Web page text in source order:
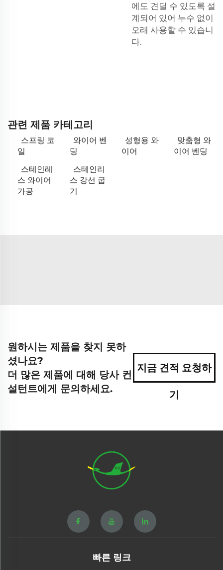
에도 견딜 수 있도록 설
계되어 있어 누수 없이
오래 사용할 수 있습니
다.
관련 제품 카테고리
스프링 코
일
와이어 벤
딩
성형용 와
이어
맞춤형 와
이어 벤딩
스테인레
스 와이어
가공
스테인리
스 강선 굽
기
원하시는 제품을 찾지 못하
셨나요?
더 많은 제품에 대해 당사 컨
설턴트에게 문의하세요.
지금 견적 요청하
기
빠른 링크